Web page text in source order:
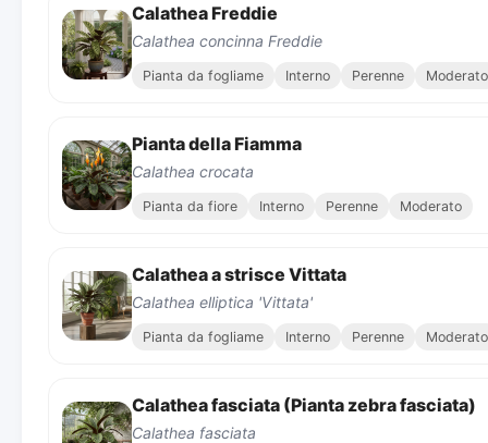
Calathea Freddie
Calathea concinna Freddie
Pianta da fogliame Interno Perenne Moderato
Pianta della Fiamma
Calathea crocata
Pianta da fiore Interno Perenne Moderato
Calathea a strisce Vittata
Calathea elliptica 'Vittata'
Pianta da fogliame Interno Perenne Moderato
Calathea fasciata (Pianta zebra fasciata)
Calathea fasciata